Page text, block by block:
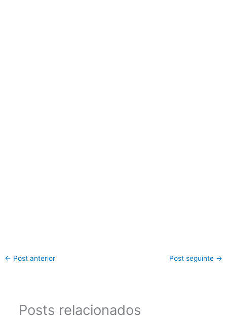
← Post anterior Post seguinte →
Posts relacionados